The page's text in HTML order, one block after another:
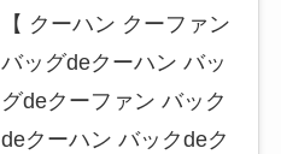
【 クーハン クーファン
バッグdeクーハン バッ
グdeクーファン バック
deクーハン バックdeク